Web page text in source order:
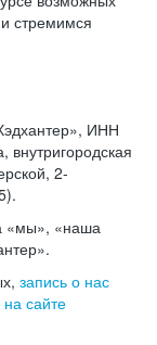
стремимся
ИНН
2-
«мы», «наша
запись о нас
сайте